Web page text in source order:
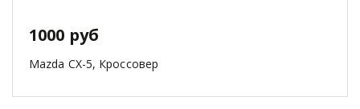
1000 руб
Mazda CX-5, Кроссовер